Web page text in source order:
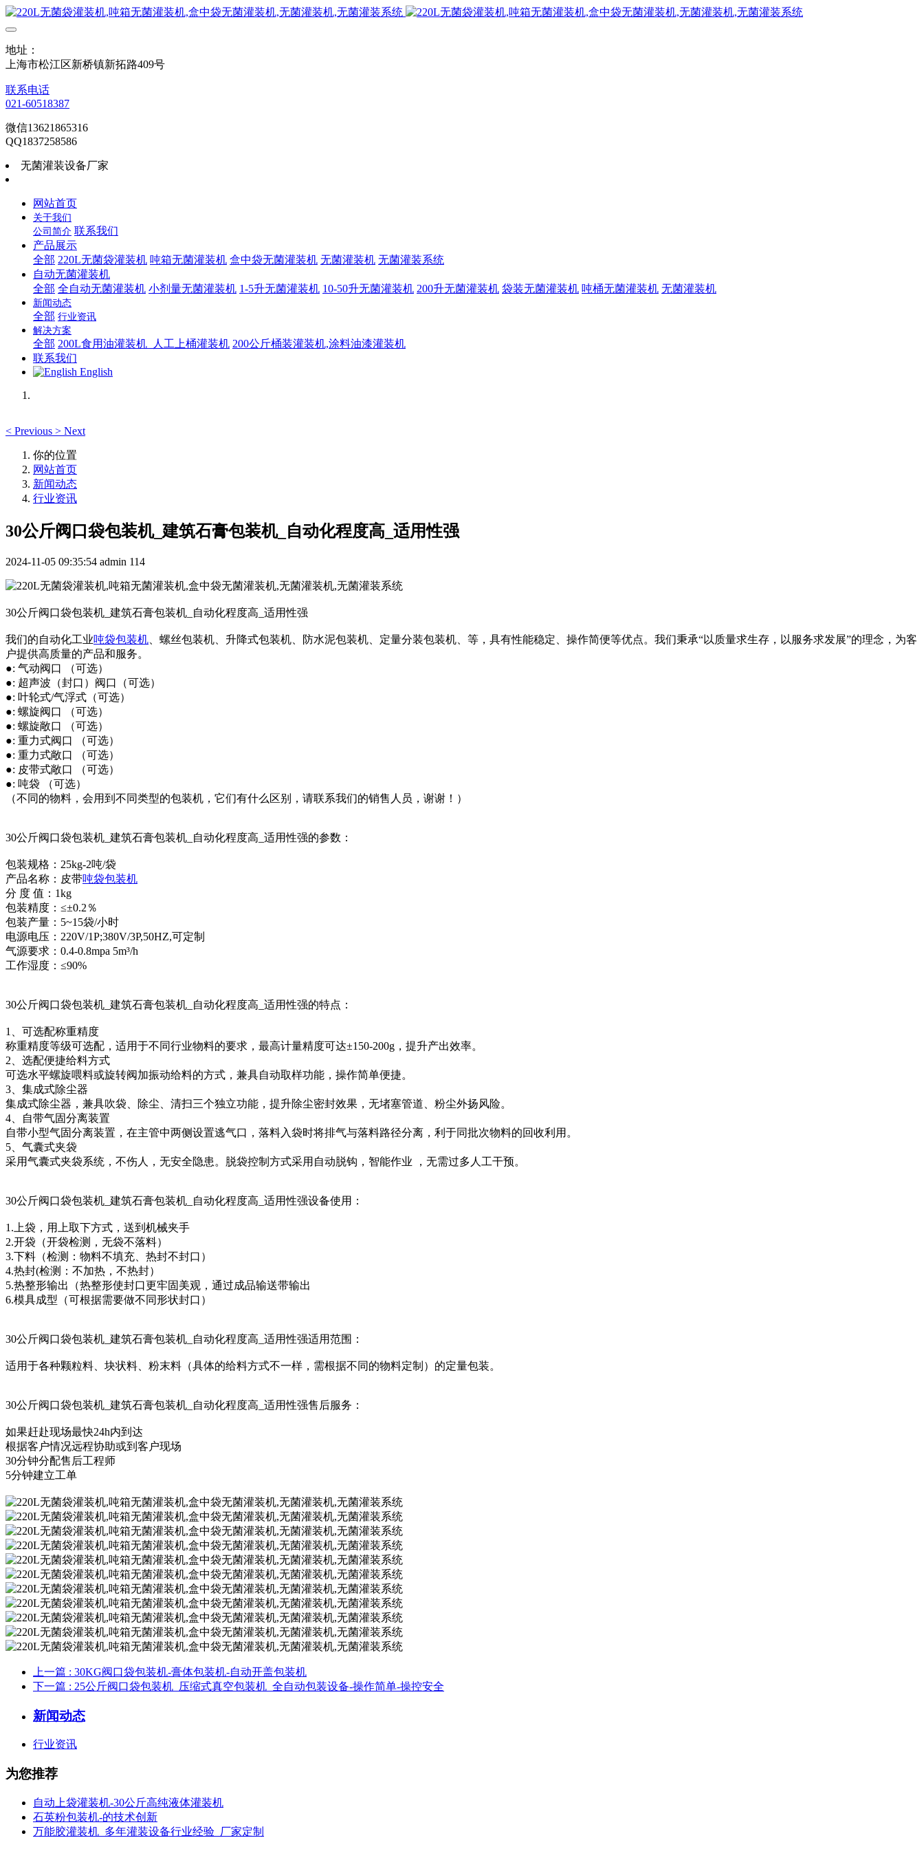
地址：
上海市松江区新桥镇新拓路409号
联系电话
021-60518387
微信13621865316
QQ1837258586
无菌灌装设备厂家
网站首页
关于我们
公司简介 联系我们
产品展示
全部 220L无菌袋灌装机 吨箱无菌灌装机 盒中袋无菌灌装机 无菌灌装机 无菌灌装系统
自动无菌灌装机
全部 全自动无菌灌装机 小剂量无菌灌装机 1-5升无菌灌装机 10-50升无菌灌装机 200升无菌灌装机 袋装无菌灌装机 吨桶无菌灌装机 无菌灌装机
新闻动态
全部 行业资讯
解决方案
全部 200L食用油灌装机_人工上桶灌装机 200公斤桶装灌装机,涂料油漆灌装机
联系我们
English
< Previous > Next
你的位置
网站首页
新闻动态
行业资讯
30公斤阀口袋包装机_建筑石膏包装机_自动化程度高_适用性强
2024-11-05 09:35:54 admin 114
30公斤阀口袋包装机_建筑石膏包装机_自动化程度高_适用性强
我们的自动化工业吨袋包装机 、螺丝包装机、升降式包装机、防水泥包装机、定量分装包装机、等，具有性能稳定、操作简便等优点。我们秉承“以质量求生存，以服务求发展”的理念，为客
户提供高质量的产品和服务。
●: 气动阀口 （可选）
●: 超声波（封口）阀口（可选）
●: 叶轮式/气浮式（可选）
●: 螺旋阀口 （可选）
●: 螺旋敞口 （可选）
●: 重力式阀口 （可选）
●: 重力式敞口 （可选）
●: 皮带式敞口 （可选）
●: 吨袋 （可选）
（不同的物料，会用到不同类型的包装机，它们有什么区别，请联系我们的销售人员，谢谢！）
30公斤阀口袋包装机_建筑石膏包装机_自动化程度高_适用性强的参数：
包装规格：25kg-2吨/袋
产品名称：皮带吨袋包装机
分 度 值：1kg
包装精度：≤±0.2％
包装产量：5~15袋/小时
电源电压：220V/1P;380V/3P,50HZ,可定制
气源要求：0.4-0.8mpa 5m³/h
工作湿度：≤90%
30公斤阀口袋包装机_建筑石膏包装机_自动化程度高_适用性强的特点：
1、可选配称重精度
称重精度等级可选配，适用于不同行业物料的要求，最高计量精度可达±150-200g，提升产出效率。
2、选配便捷给料方式
可选水平螺旋喂料或旋转阀加振动给料的方式，兼具自动取样功能，操作简单便捷。
3、集成式除尘器
集成式除尘器，兼具吹袋、除尘、清扫三个独立功能，提升除尘密封效果，无堵塞管道、粉尘外扬风险。
4、自带气固分离装置
自带小型气固分离装置，在主管中两侧设置逃气口，落料入袋时将排气与落料路径分离，利于同批次物料的回收利用。
5、气囊式夹袋
采用气囊式夹袋系统，不伤人，无安全隐患。脱袋控制方式采用自动脱钩，智能作业 ，无需过多人工干预。
30公斤阀口袋包装机_建筑石膏包装机_自动化程度高_适用性强设备使用：
1.上袋，用上取下方式，送到机械夹手
2.开袋（开袋检测，无袋不落料）
3.下料（检测：物料不填充、热封不封口）
4.热封(检测：不加热，不热封）
5.热整形输出（热整形使封口更牢固美观，通过成品输送带输出
6.模具成型（可根据需要做不同形状封口）
30公斤阀口袋包装机_建筑石膏包装机_自动化程度高_适用性强适用范围：
适用于各种颗粒料、块状料、粉末料（具体的给料方式不一样，需根据不同的物料定制）的定量包装。
30公斤阀口袋包装机_建筑石膏包装机_自动化程度高_适用性强售后服务：
如果赶赴现场最快24h内到达
根据客户情况远程协助或到客户现场
30分钟分配售后工程师
5分钟建立工单
上一篇 : 30KG阀口袋包装机-膏体包装机-自动开盖包装机
下一篇 : 25公斤阀口袋包装机_压缩式真空包装机_全自动包装设备-操作简单-操控安全
新闻动态
行业资讯
为您推荐
自动上袋灌装机-30公斤高纯液体灌装机
石英粉包装机-的技术创新
万能胶灌装机_多年灌装设备行业经验_厂家定制